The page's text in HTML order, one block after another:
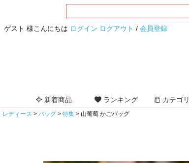
ゲスト 様こんにちは ログイン ログアウト / 会員登録
新着商品 ランキング カテゴリ
レディース バッグ 特集 山葡萄 かごバッグ